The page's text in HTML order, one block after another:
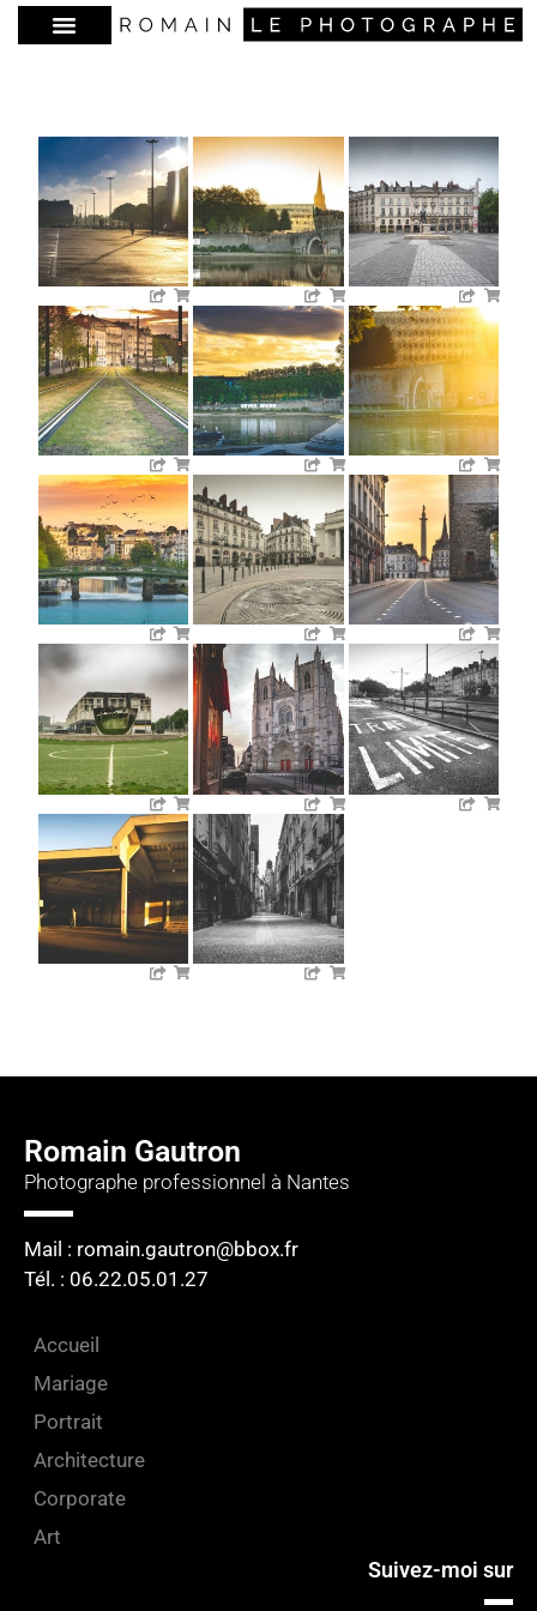
Romain Gautron
Photographe professionnel à Nantes
Mail : romain.gautron@bbox.fr
Tél. : 06.22.05.01.27​
Accueil
Mariage
Portrait
Architecture
Corporate
Art
Suivez-moi sur